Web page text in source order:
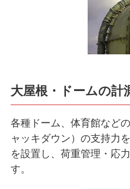
大屋根・ドームの計
各種ドーム、体育館など
ャッキダウン）の支持力
を設置し、荷重管理・応
す。